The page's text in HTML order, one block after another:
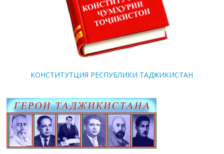
КОНСТИТУТЦИЯ РЕСПУБЛИКИ ТАДЖИКИСТАН